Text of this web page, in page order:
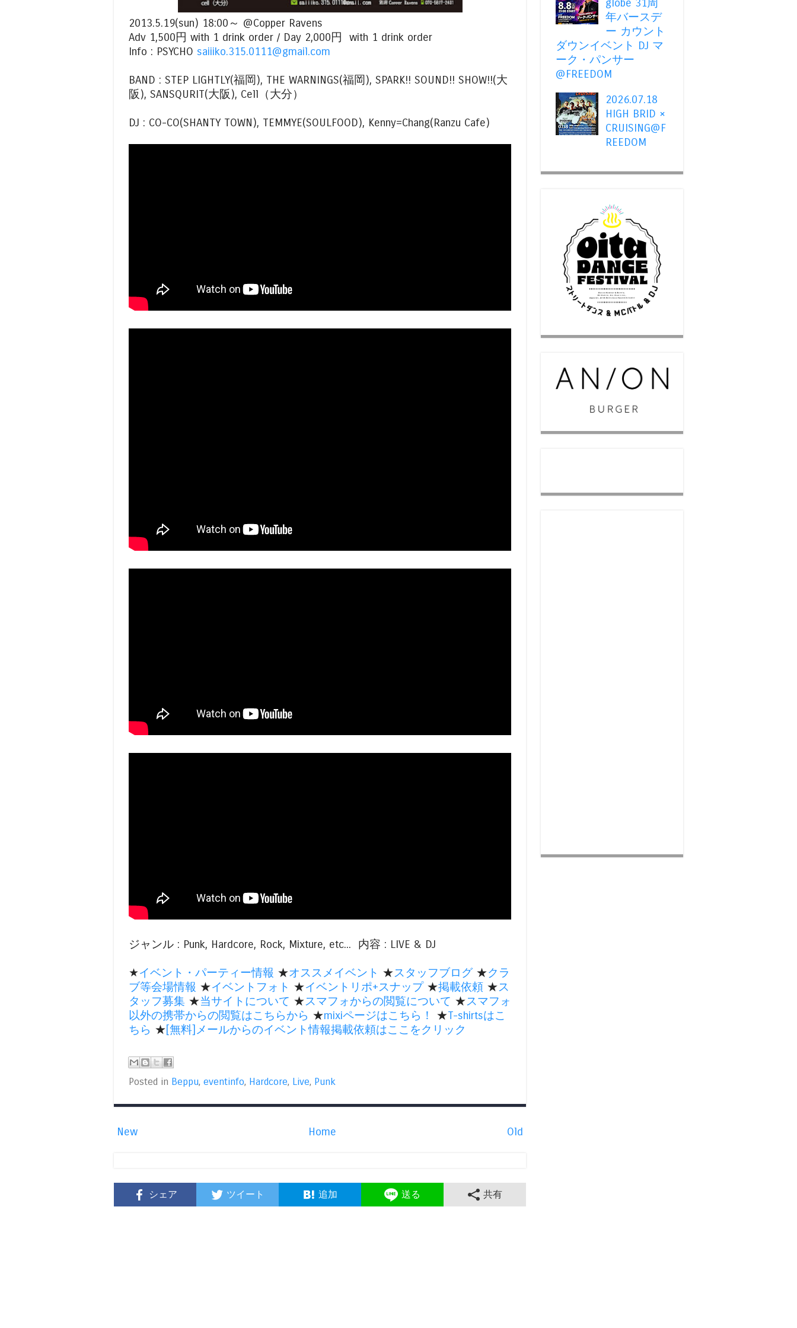
2013.5.19(sun) 18:00～ @Copper Ravens
Adv 1,500円 with 1 drink order / Day 2,000円 with 1 drink order
Info : PSYCHO saiiiko.315.0111@gmail.com
BAND : STEP LIGHTLY(福岡), THE WARNINGS(福岡), SPARK!! SOUND!! SHOW!!(大
阪), SANSQURIT(大阪), Cell（大分）
DJ : CO-CO(SHANTY TOWN), TEMMYE(SOULFOOD), Kenny=Chang(Ranzu Cafe)
ジャンル : Punk, Hardcore, Rock, Mixture, etc... 内容 : LIVE & DJ
★イベント・パーティー情報 ★オススメイベント ★スタッフブログ ★クラ
ブ等会場情報 ★イベントフォト ★イベントリポ+スナップ★掲載依頼 ★ス
タッフ募集 ★当サイトについて ★スマフォからの閲覧について ★スマフォ
以外の携帯からの閲覧はこちらから ★mixiページはこちら！ ★T-shirtsはこ
ちら ★[無料]メールからのイベント情報掲載依頼はここをクリック
Posted in Beppu, eventinfo, Hardcore, Live, Punk
New Old
Home
シェア ツイート 追加 送る 共有
globe 31周
年バースデ
ー カウント
ダウンイベント DJ マ
ーク・パンサー
@FREEDOM
2026.07.18
HIGH BRID ×
CRUISING@F
REEDOM